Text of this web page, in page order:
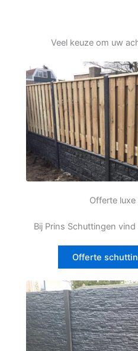
Veel keuze om uw
Offerte
Bij Prins Schuttingen
Offerte